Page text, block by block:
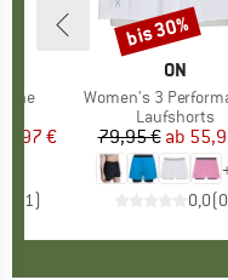
Preis
€
1)
MARKE
ON
Artikel
Women's 3 Performance 2/1
Laufshorts
Preis
79,95 € ab
0,0(0
Rabatt
bis 30%